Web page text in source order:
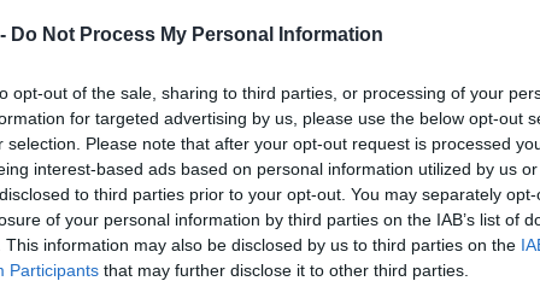
Do Not Process My Personal Information
opt-out of the sale, sharing to third parties, or processing of your
for targeted advertising by us, please use the below opt-out
selection. Please note that after your opt-out request is processed
interest-based ads based on personal information utilized by us
to third parties prior to your opt-out. You may separately
of your personal information by third parties on the IAB’s list of
This information may also be disclosed by us to third parties on the
Participants that may further disclose it to other third parties.
a 3-9. leggyakoribb férfi név.
és nasik
Hirdetés